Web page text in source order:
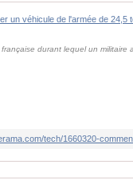
durant lequel un
tech/1660320-